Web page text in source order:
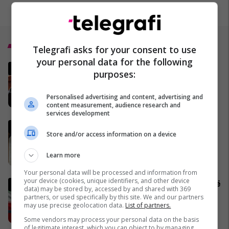
Top 5
Gjithçka po ndodh në Iran dhe
në Lindjen e Mesme - MINUTË
28/02/2026
Kosovë
Irani publikon deklaratën e parë
nga udhëheqësi i ri suprem - i
cili thotë se Ngushtica e
Hormuzit do të mbetet e
12/03/2026
Telegrafi asks for your consent to use
your personal data for the following
purposes:
Personalised advertising and content, advertising and
content measurement, audience research and
services development
Store and/or access information on a device
Learn more
Your personal data will be processed and information from
your device (cookies, unique identifiers, and other device
data) may be stored by, accessed by and shared with 369
partners, or used specifically by this site. We and our partners
may use precise geolocation data. List of partners.
Some vendors may process your personal data on the basis